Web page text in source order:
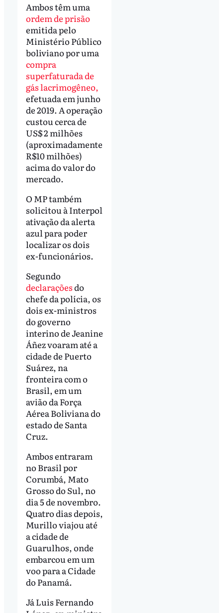
Ambos têm uma
ordem de prisão
emitida pelo
Ministério Público
boliviano por uma
compra
superfaturada de
gás lacrimogêneo,
efetuada em junho
de 2019. A operação
custou cerca de
US$ 2 milhões
(aproximadamente
R$10 milhões)
acima do valor do
mercado.
O MP também
solicitou à Interpol
ativação da alerta
azul para poder
localizar os dois
ex-funcionários.
Segundo
declaraçõesdo
chefe da polícia, os
dois ex-ministros
do governo
interino de Jeanine
Áñez voaram até a
cidade de Puerto
Suárez, na
fronteira com o
Brasil, em um
avião da Força
Aérea Boliviana do
estado de Santa
Cruz.
Ambos entraram
no Brasil por
Corumbá, Mato
Grosso do Sul, no
dia 5 de novembro.
Quatro dias depois,
Murillo viajou até
a cidade de
Guarulhos, onde
embarcou em um
voo para a Cidade
do Panamá.
Já Luis Fernando